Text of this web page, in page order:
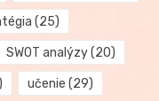
(25)
SWOT analýzy(20)
učenie (29)